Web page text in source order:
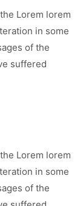
Lorem lorem
in some
of the
suffered
Lorem lorem
in some
of the